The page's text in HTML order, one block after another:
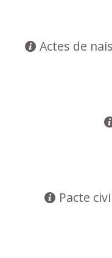
Actes de
Pacte